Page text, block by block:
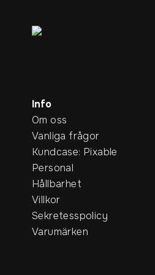
Info
Om oss
Vanliga frågor
Kundcase: Pixable
Personal
Hållbarhet
Villkor
Sekretesspolicy
Varumärken